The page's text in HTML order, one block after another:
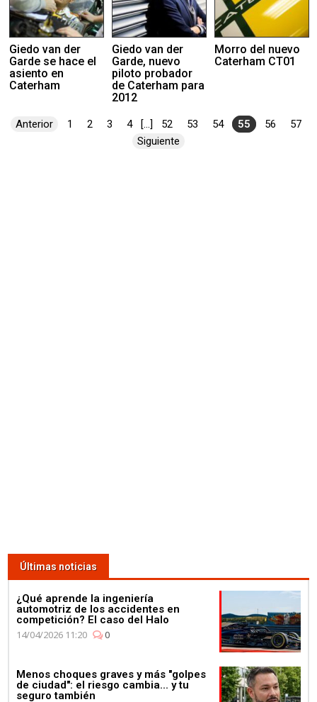
Giedo van der
Garde se hace el
asiento en
Caterham
Giedo van der
Garde, nuevo
piloto probador
de Caterham para
2012
Morro del nuevo
Caterham CT01
Anterior 1 2 3 4 [...] 52 53 54 55 56
57
Siguiente
Últimas noticias
¿Qué aprende la ingeniería
automotriz de los accidentes en
competición? El caso del Halo
14/04/2026 11:20
0
Menos choques graves y más "golpes
de ciudad": el riesgo cambia... y tu
seguro también